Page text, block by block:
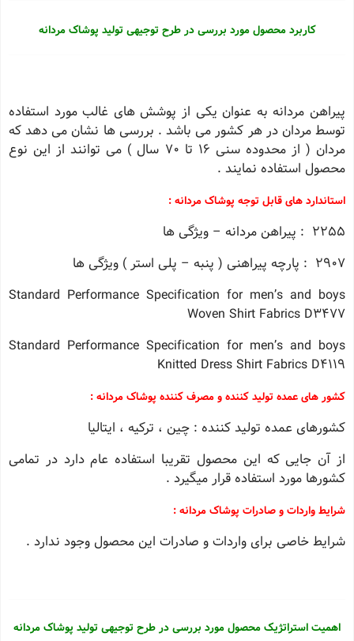
کاربرد محصول مورد بررسی در طرح توجیهی تولید پوشاک مردانه
پیراهن مردانه به عنوان یکی از پوشش های غالب مورد استفاده
توسط مردان در هر کشور می باشد . بررسی ها نشان می دهد که
مردان ( از محدوده سنی 16 تا 70 سال ) می توانند از این نوع
محصول استفاده نمایند .
استاندارد های قابل توجه پوشاک مردانه :
2255 : پیراهن مردانه – ویژگی ها
2907 : پارچه پیراهنی ( پنبه – پلی استر ) ویژگی ها
Standard Performance Specification for men’s and boys
Woven Shirt Fabrics D3477
Standard Performance Specification for men’s and boys
Knitted Dress Shirt Fabrics D4119
کشور های عمده تولید کننده و مصرف کننده پوشاک مردانه :
کشورهای عمده تولید کننده : چین ، ترکیه ، ایتالیا
از آن جایی که این محصول تقریبا استفاده عام دارد در تمامی
کشورها مورد استفاده قرار میگیرد .
شرایط واردات و صادرات پوشاک مردانه :
شرایط خاصی برای واردات و صادرات این محصول وجود ندارد .
اهمیت استراتژیک محصول مورد بررسی در طرح توجیهی تولید پوشاک مردانه